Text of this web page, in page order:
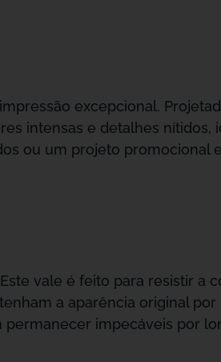
excepcional.
intensas e detalhes nítidos,
ou um projeto promocional
vale é feito para resistir a
a aparência original
impecáveis por